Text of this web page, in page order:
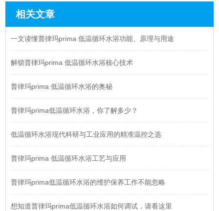
相关文章
一文读懂普律玛prima 低温循环水浴功能、原理与用途
解锁普律玛prima 低温循环水浴核心技术
普律玛prima 低温循环水浴的奥秘
普律玛prima低温循环水浴，你了解多少？
低温循环水浴现代科研与工业应用的精准温控之选
普律玛prima 低温循环水浴工艺与应用
普律玛prima低温循环水浴的维护保养工作不能忽略
想知道普律玛prima低温循环水浴如何调试，请看这里